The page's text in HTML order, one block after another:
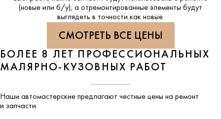
(новые или б/у), а отремонтированные элементы будут
выглядеть в точности как новые.
СМОТРЕТЬ ВСЕ ЦЕНЫ
БОЛЕЕ 8 ЛЕТ ПРОФЕССИОНАЛЬНЫХ
МАЛЯРНО-КУЗОВНЫХ РАБОТ
Наши автомастерские предлагают честные цены на ремонт
и запчасти.